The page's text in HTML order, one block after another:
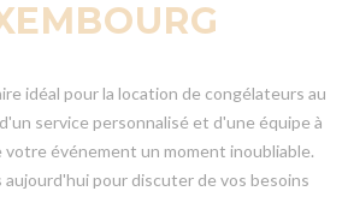
idéal pour la location de congélateurs au
service personnalisé et d'une équipe à
votre événement un moment inoubliable.
pour discuter de vos besoins